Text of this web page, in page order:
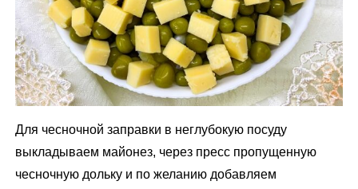
Для чесночной заправки в неглубокую посуду
выкладываем майонез, через пресс пропущенную
чесночную дольку и по желанию добавляем